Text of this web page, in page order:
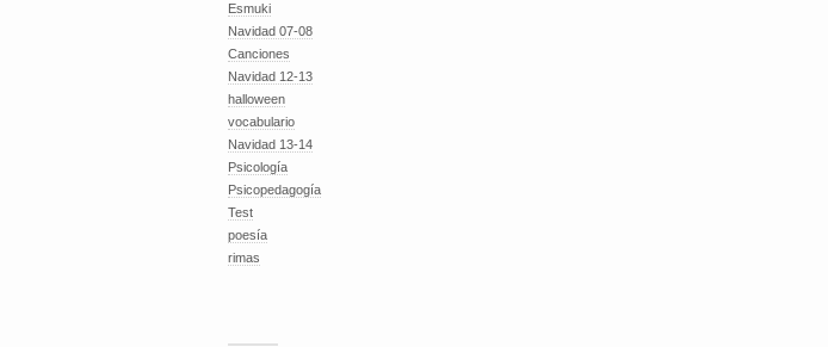
Esmuki
Navidad 07-08
Canciones
Navidad 12-13
halloween
vocabulario
Navidad 13-14
Psicología
Psicopedagogía
Test
poesía
rimas